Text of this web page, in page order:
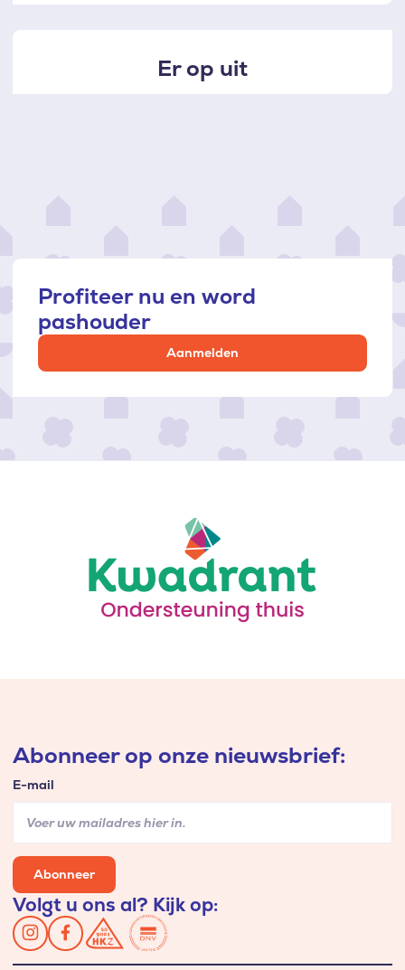
Er op uit
Profiteer nu en word
pashouder
Aanmelden
Abonneer op onze nieuwsbrief:
E-mail
Abonneer
Volgt u ons al? Kijk op: